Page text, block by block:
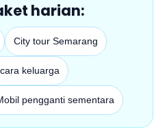
harian:
City tour Semarang
keluarga
pengganti sementara